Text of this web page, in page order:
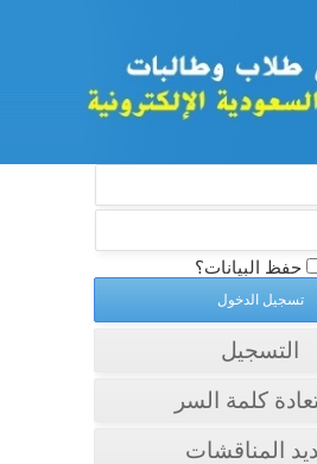
حفظ البيانات؟
التسجيل
كلمة السر
المناقشات